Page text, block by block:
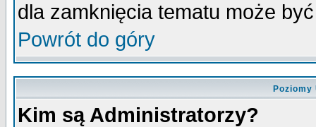
dla zamknięcia tematu może
Powrót do góry
Kim są Administratorzy?